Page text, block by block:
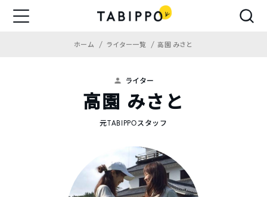
ホーム ライター一覧 高園 みさと
ライター
高園 みさと
元TABIPPOスタッフ